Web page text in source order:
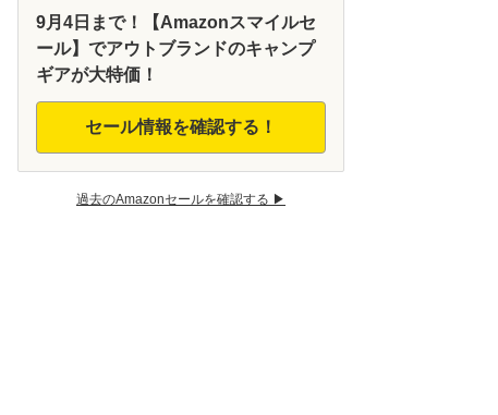
9月4日まで！【Amazonスマイルセ
ール】でアウトブランドのキャンプ
ギアが大特価！
セール情報を確認する！
過去のAmazonセールを確認する ▶︎